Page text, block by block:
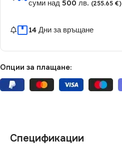
суми над 500 лв. (255.65 €)
14 Дни за връщане
Опции за плащане:
Спецификации